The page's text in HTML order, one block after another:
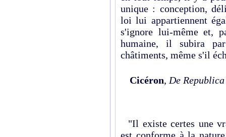
unique : conception,
loi lui appartiennent
s'ignore lui-même et,
humaine, il subira
châtiments, même s'il
Cicéron, De Republica
"Il existe certes une